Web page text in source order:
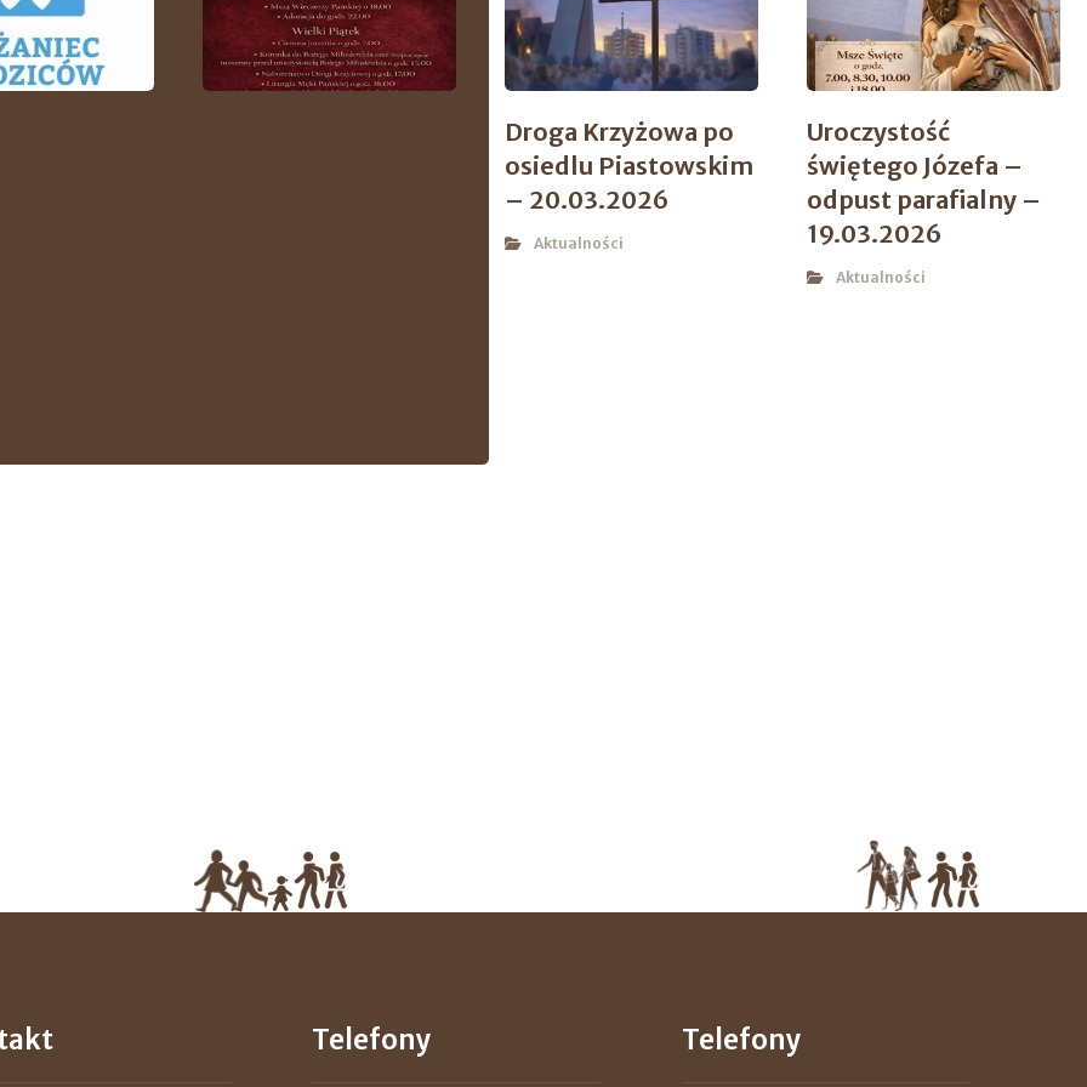
Droga Krzyżowa po
osiedlu Piastowskim
– 20.03.2026
Aktualności
Uroczystość
świętego Józefa –
odpust parafialny –
19.03.2026
Aktualności
Telefony Telefony